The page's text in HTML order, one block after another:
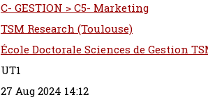
C- GESTION > C5- Marketing
TSM Research (Toulouse)
École Doctorale Sciences de Gestion
UT1
27 Aug 2024 14:12